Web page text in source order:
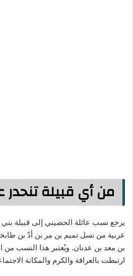
من أي قبيلة تنحدر
يرجع نسب عائلة الحصيني إلى قبيلة بني
عربية من نسل تميم بن مر بن أدّ بن
بن معد بن عدنان. ويُعتبر هذا النسب من
ارتبطت بالعراقة والكرم والمكانة